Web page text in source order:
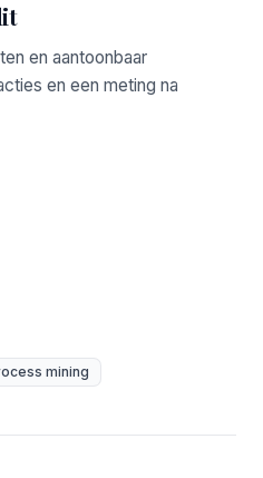
en aantoonbaar
en een meting na
mining